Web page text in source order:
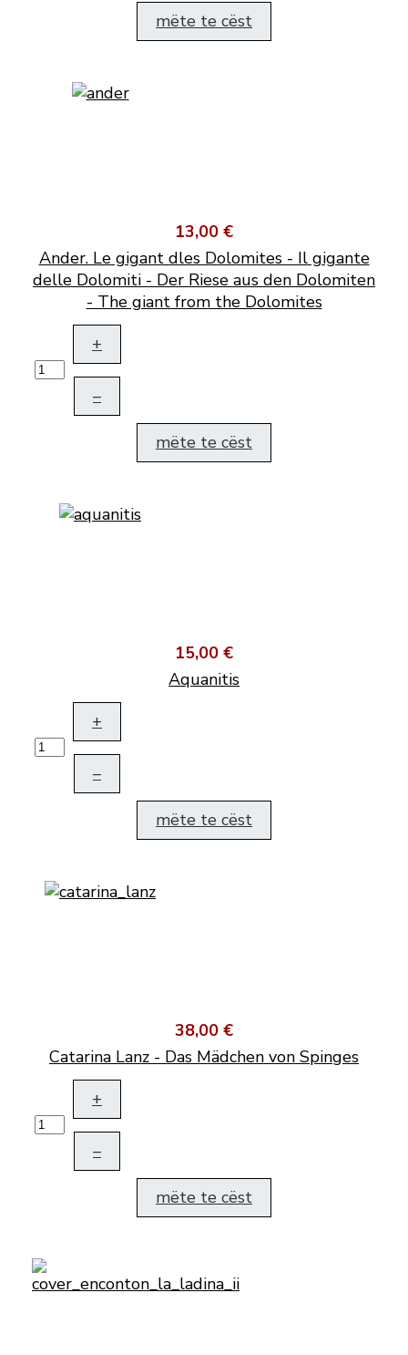
mëte te cëst
13,00 €
Ander. Le gigant dles Dolomites - Il gigante
delle Dolomiti - Der Riese aus den Dolomiten
- The giant from the Dolomites
+
–
mëte te cëst
15,00 €
Aquanitis
+
–
mëte te cëst
38,00 €
Catarina Lanz - Das Mädchen von Spinges
+
–
mëte te cëst